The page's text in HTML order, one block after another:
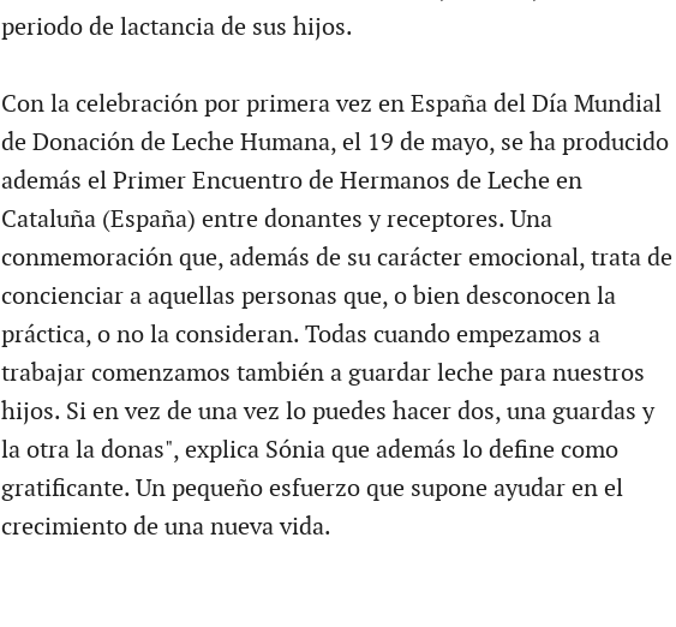
periodo de lactancia de sus hijos.
Con la celebración por primera vez en España del Día Mundial
de Donación de Leche Humana, el 19 de mayo, se ha producido
además el Primer Encuentro de Hermanos de Leche en
Cataluña (España) entre donantes y receptores. Una
conmemoración que, además de su carácter emocional, trata de
concienciar a aquellas personas que, o bien desconocen la
práctica, o no la consideran. Todas cuando empezamos a
trabajar comenzamos también a guardar leche para nuestros
hijos. Si en vez de una vez lo puedes hacer dos, una guardas y
la otra la donas", explica Sónia que además lo define como
gratificante. Un pequeño esfuerzo que supone ayudar en el
crecimiento de una nueva vida.